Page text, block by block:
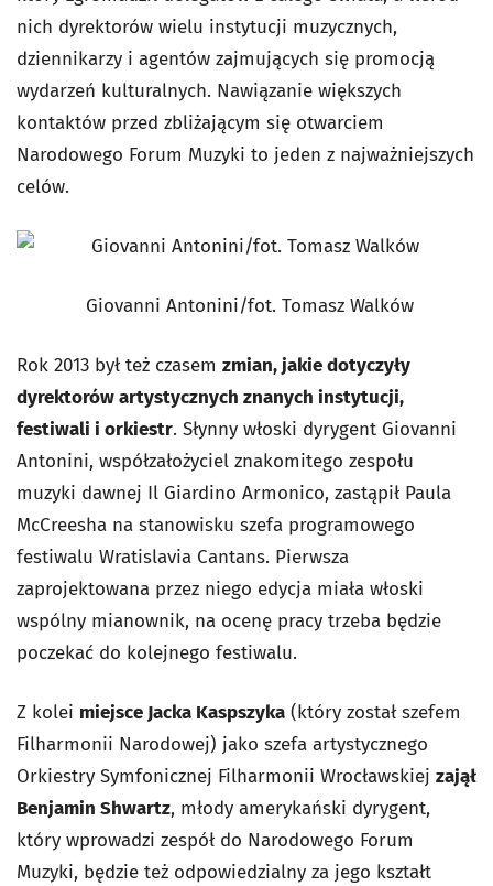
nich dyrektorów wielu instytucji muzycznych,
dziennikarzy i agentów zajmujących się promocją
wydarzeń kulturalnych. Nawiązanie większych
kontaktów przed zbliżającym się otwarciem
Narodowego Forum Muzyki to jeden z najważniejszych
celów.
Giovanni Antonini/fot. Tomasz Walków
Rok 2013 był też czasem zmian, jakie dotyczyły
dyrektorów artystycznych znanych instytucji,
festiwali i orkiestr. Słynny włoski dyrygent Giovanni
Antonini, współzałożyciel znakomitego zespołu
muzyki dawnej Il Giardino Armonico, zastąpił Paula
McCreesha na stanowisku szefa programowego
festiwalu Wratislavia Cantans. Pierwsza
zaprojektowana przez niego edycja miała włoski
wspólny mianownik, na ocenę pracy trzeba będzie
poczekać do kolejnego festiwalu.
Z kolei miejsce Jacka Kaspszyka (który został szefem
Filharmonii Narodowej) jako szefa artystycznego
Orkiestry Symfonicznej Filharmonii Wrocławskiej zajął
Benjamin Shwartz, młody amerykański dyrygent,
który wprowadzi zespół do Narodowego Forum
Muzyki, będzie też odpowiedzialny za jego kształt